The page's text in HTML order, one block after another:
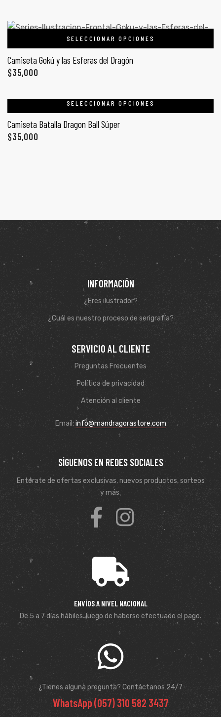
SELECCIONAR OPCIONES
Camiseta Gokú y las Esferas del Dragón
$35,000
SELECCIONAR OPCIONES
Camiseta Batalla Dragon Ball Súper
$35,000
INFORMACIÓN
¿Eres ilustrador?
¿Cuál es nuestro proceso de serigrafía?
SERVICIO AL CLIENTE
Preguntas Frecuentes
Política de privacidad
Atención al cliente
Email: info@mandragorastore.com
SÍGUENOS EN REDES SOCIALES
Entérate de ofertas exclusivas, nuevos productos, sorteos
y más.
ENVÍOS A NIVEL NACIONAL
De 5 a 7 días hábiles. luego de haberse efectuado el pago.
¿Tienes alguna pregunta? Contáctanos 24/7
WhatsApp (057) 310 582 3437